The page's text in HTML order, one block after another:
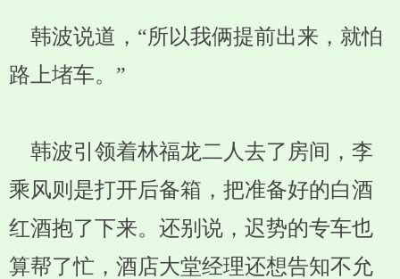
韩波说道，“所以我俩提前出来，就怕
路上堵车。”
韩波引领着林福龙二人去了房间，李
乘风则是打开后备箱，把准备好的白酒
红酒抱了下来。还别说，迟势的专车也
算帮了忙，酒店大堂经理还想告知不允